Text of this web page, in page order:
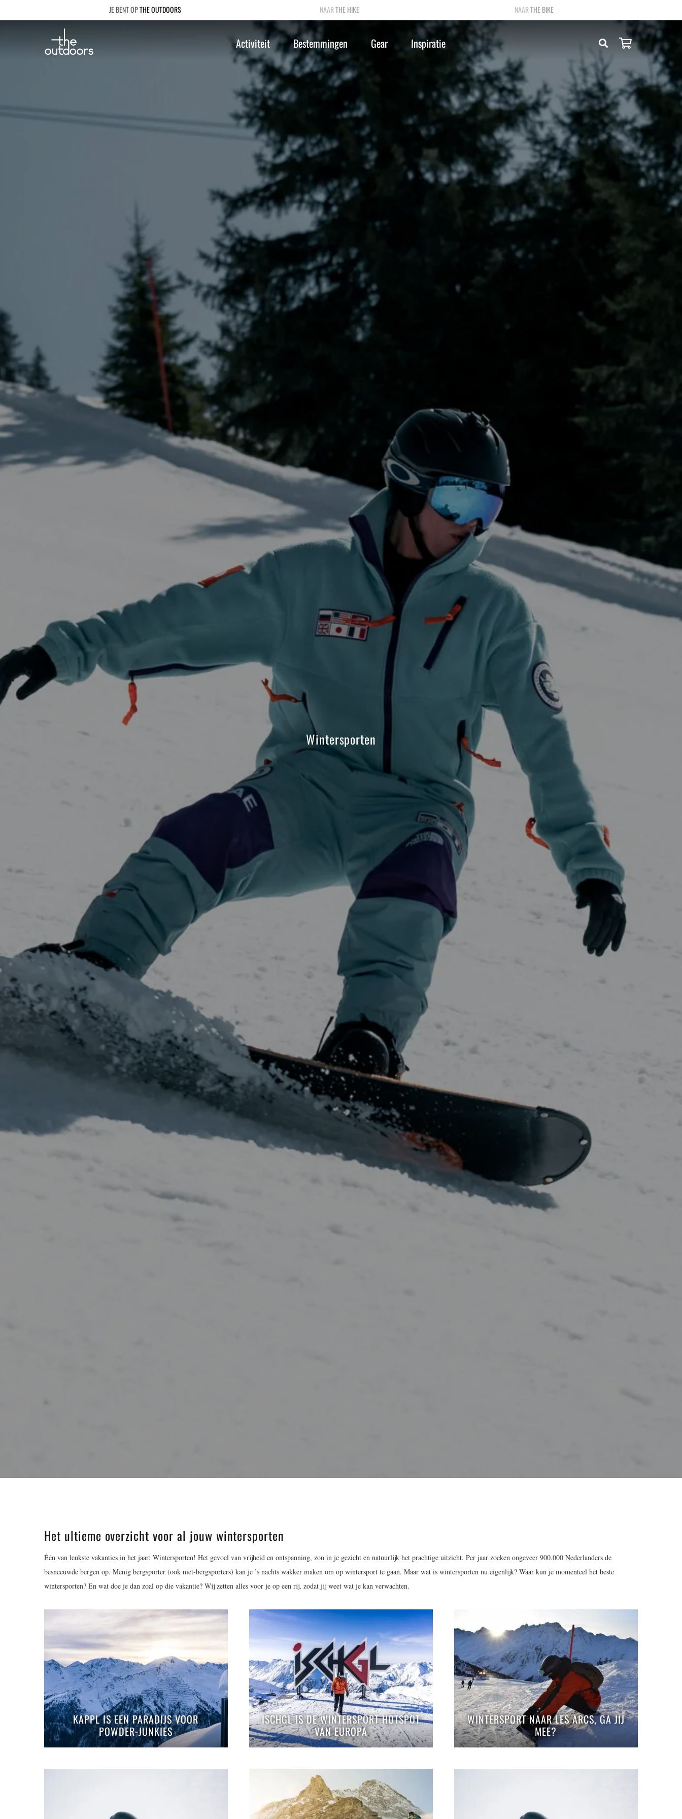
THE OUTDOORS THE HIKE THE BIKE
Activiteit Bestemmingen Gear Inspiratie
Wintersporten
Het ultieme overzicht voor al jouw wintersporten
Één van leukste vakanties in het jaar: Wintersporten! Het gevoel van vrijheid en ontspanning, zon in je gezicht en natuurlijk het prachtige uitzicht. Per jaar zoeken ongeveer 900.000 Nederlanders de
besneeuwde bergen op. Menig bergsporter (ook niet-bergsporters) kan je ’s nachts wakker maken om op wintersport te gaan. Maar wat is wintersporten nu eigenlijk? Waar kun je momenteel het beste
wintersporten? En wat doe je dan zoal op die vakantie? Wij zetten alles voor je op een rij, zodat jij weet wat je kan verwachten.
KAPPL IS EEN PARADIJS VOOR
POWDER-JUNKIES
ISCHGL IS DE WINTERSPORT HOTSPOT
VAN EUROPA
WINTERSPORT NAAR LES ARCS, GA JIJ
MEE?